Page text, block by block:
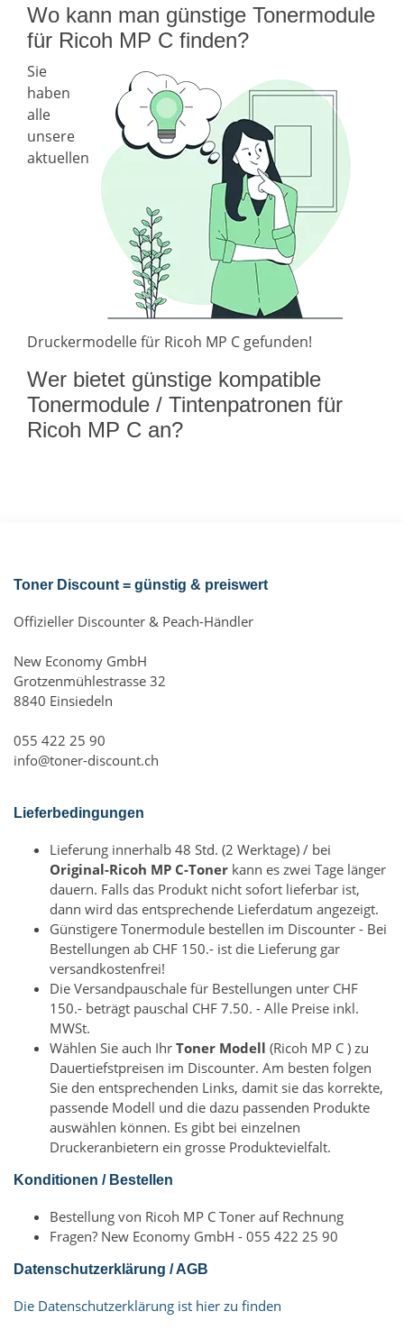
Wo kann man günstige Tonermodule
für Ricoh MP C finden?
Sie
haben
alle
unsere
aktuellen
Druckermodelle für Ricoh MP C gefunden!
Wer bietet günstige kompatible
Tonermodule / Tintenpatronen für
Ricoh MP C an?
Toner Discount = günstig & preiswert
Offizieller Discounter & Peach-Händler
New Economy GmbH
Grotzenmühlestrasse 32
8840 Einsiedeln
055 422 25 90
info@toner-discount.ch
Lieferbedingungen
Lieferung innerhalb 48 Std. (2 Werktage) / bei
Original-Ricoh MP C-Toner kann es zwei Tage länger
dauern. Falls das Produkt nicht sofort lieferbar ist,
dann wird das entsprechende Lieferdatum angezeigt.
Günstigere Tonermodule bestellen im Discounter - Bei
Bestellungen ab CHF 150.- ist die Lieferung gar
versandkostenfrei!
Die Versandpauschale für Bestellungen unter CHF
150.- beträgt pauschal CHF 7.50. - Alle Preise inkl.
MWSt.
Wählen Sie auch Ihr Toner Modell (Ricoh MP C ) zu
Dauertiefstpreisen im Discounter. Am besten folgen
Sie den entsprechenden Links, damit sie das korrekte,
passende Modell und die dazu passenden Produkte
auswählen können. Es gibt bei einzelnen
Druckeranbietern ein grosse Produktevielfalt.
Konditionen / Bestellen
Bestellung von Ricoh MP C Toner auf Rechnung
Fragen? New Economy GmbH - 055 422 25 90
Datenschutzerklärung / AGB
Die Datenschutzerklärung ist hier zu finden